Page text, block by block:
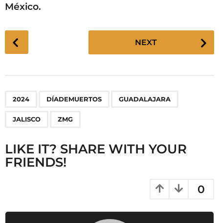
México.
o
g
n
a
t
n
NEXT
2024 DÍADEMUERTOS GUADALAJARA
JALISCO ZMG
LIKE IT? SHARE WITH YOUR
FRIENDS!
0